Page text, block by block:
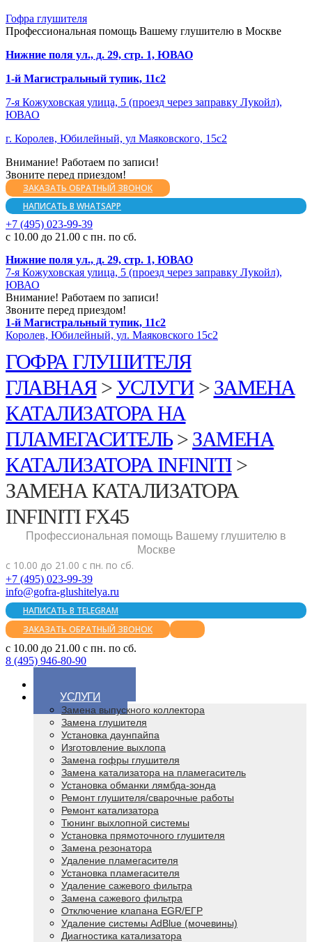
Гофра глушителя
Профессиональная помощь Вашему глушителю в Москве
Нижние поля ул., д. 29, стр. 1, ЮВАО
1-й Магистральный тупик, 11с2
7-я Кожуховская улица, 5 (проезд через заправку Лукойл),
ЮВАО
г. Королев, Юбилейный, ул Маяковского, 15с2
Внимание! Работаем по записи!
Звоните перед приездом!
ЗАКАЗАТЬ ОБРАТНЫЙ ЗВОНОК
НАПИСАТЬ В WHATSAPP
+7 (495) 023-99-39
с 10.00 до 21.00 с пн. по сб.
Нижние поля ул., д. 29, стр. 1, ЮВАО
7-я Кожуховская улица, 5 (проезд через заправку Лукойл),
ЮВАО
Внимание! Работаем по записи!
Звоните перед приездом!
1-й Магистральный тупик, 11с2
Королев, Юбилейный, ул. Маяковского 15с2
ГОФРА ГЛУШИТЕЛЯ
ГЛАВНАЯ> УСЛУГИ> ЗАМЕНА
КАТАЛИЗАТОРА НА
ПЛАМЕГАСИТЕЛЬ> ЗАМЕНА
КАТАЛИЗАТОРА INFINITI>
ЗАМЕНА КАТАЛИЗАТОРА
INFINITI FX45
Профессиональная помощь Вашему глушителю в
Москве
с 10.00 до 21.00 с пн. по сб.
+7 (495) 023-99-39
info@gofra-glushitelya.ru
НАПИСАТЬ В TELEGRAM
ЗАКАЗАТЬ ОБРАТНЫЙ ЗВОНОК
с 10.00 до 21.00 с пн. по сб.
8 (495) 946-80-90
УСЛУГИ
Замена выпускного коллектора
Замена глушителя
Установка даунпайпа
Изготовление выхлопа
Замена гофры глушителя
Замена катализатора на пламегаситель
Установка обманки лямбда-зонда
Ремонт глушителя/сварочные работы
Ремонт катализатора
Тюнинг выхлопной системы
Установка прямоточного глушителя
Замена резонатора
Удаление пламегасителя
Установка пламегасителя
Удаление сажевого фильтра
Замена сажевого фильтра
Отключение клапана EGR/ЕГР
Удаление системы AdBlue (мочевины)
Диагностика катализатора